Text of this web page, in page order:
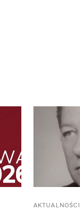
AKTUALNOŚCI